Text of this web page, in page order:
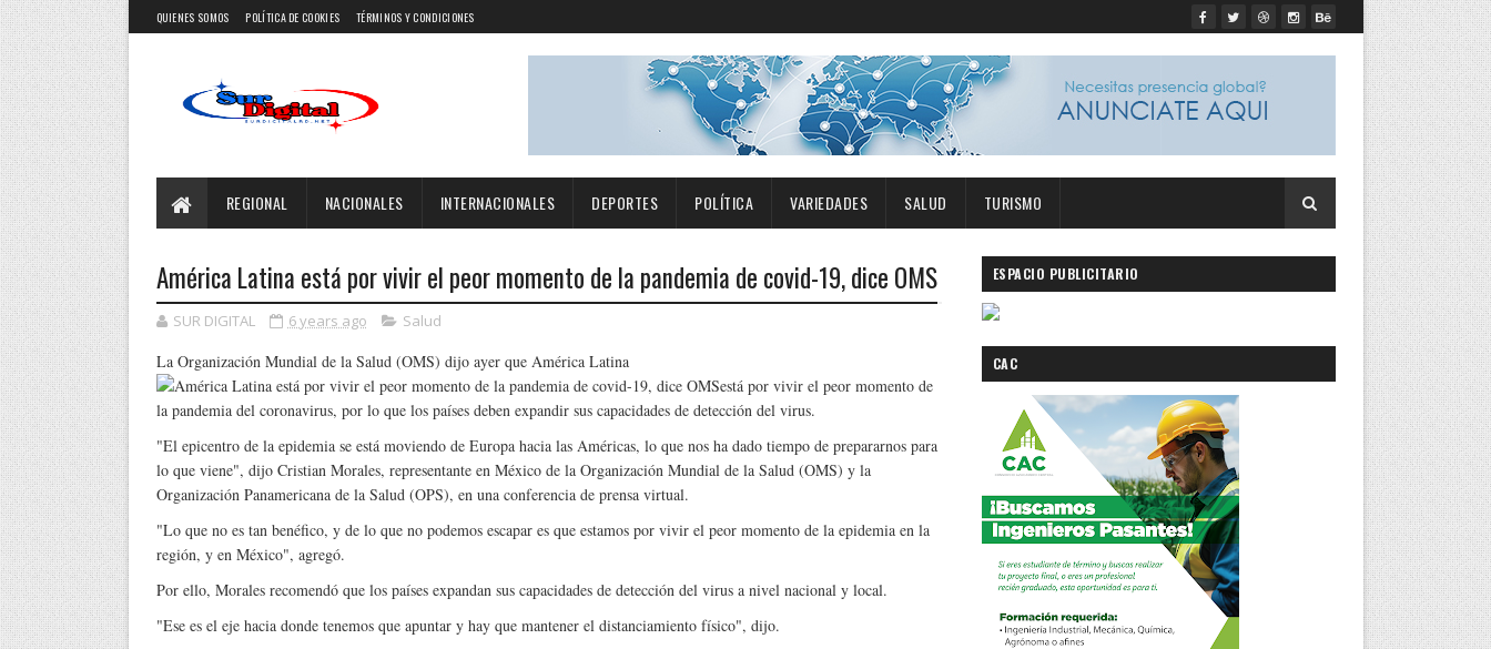
QUIENES SOMOS POLÍTICA DE COOKIES TÉRMINOS Y CONDICIONES
REGIONAL NACIONALES INTERNACIONALES DEPORTES POLÍTICA VARIEDADES SALUD TURISMO
América Latina está por vivir el peor momento de la pandemia de covid-19, dice OMS
SUR DIGITAL 6 years ago Salud
La Organización Mundial de la Salud (OMS) dijo ayer que América Latina
está por vivir el peor momento de
la pandemia del coronavirus, por lo que los países deben expandir sus capacidades de detección del virus.
"El epicentro de la epidemia se está moviendo de Europa hacia las Américas, lo que nos ha dado tiempo de prepararnos para
lo que viene", dijo Cristian Morales, representante en México de la Organización Mundial de la Salud (OMS) y la
Organización Panamericana de la Salud (OPS), en una conferencia de prensa virtual.
"Lo que no es tan benéfico, y de lo que no podemos escapar es que estamos por vivir el peor momento de la epidemia en la
región, y en México", agregó.
Por ello, Morales recomendó que los países expandan sus capacidades de detección del virus a nivel nacional y local.
"Ese es el eje hacia donde tenemos que apuntar y hay que mantener el distanciamiento físico", dijo.
ESPACIO PUBLICITARIO
CAC